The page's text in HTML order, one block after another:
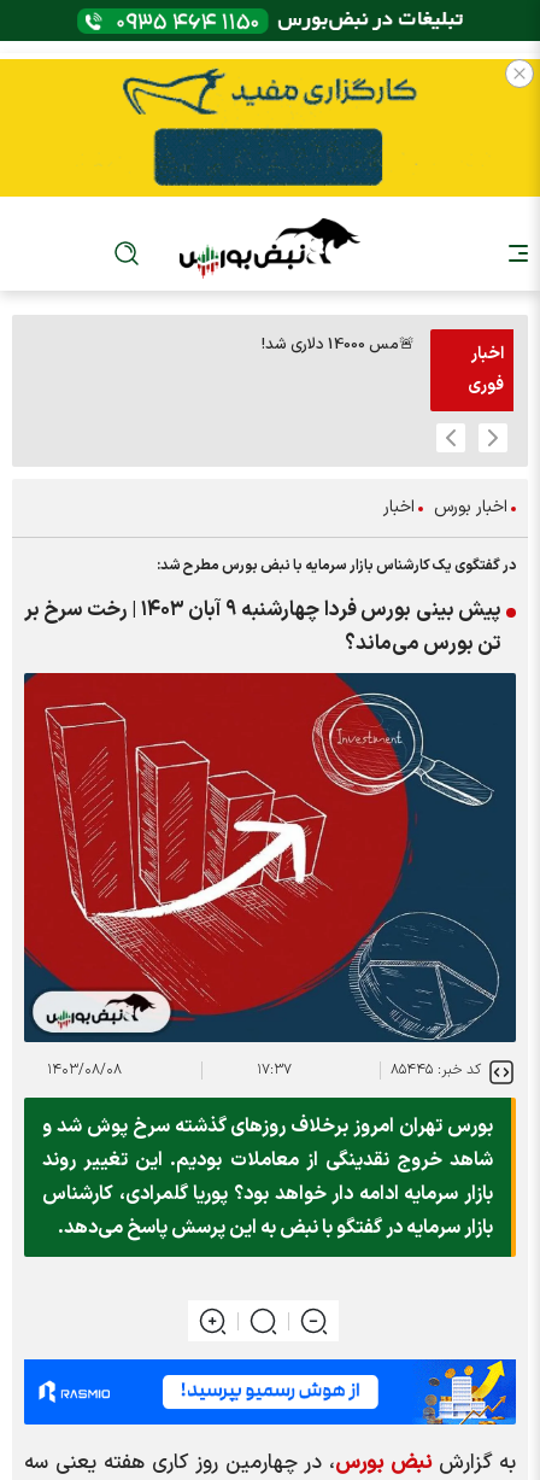
اخبار
فوری
🚨مس 14000 دلاری شد!
اخبار بورس اخبار
در گفتگوی یک کارشناس بازار سرمایه با نبض بورس مطرح شد:
پیش بینی بورس فردا چهارشنبه ۹ آبان ۱۴۰۳ | رخت سرخ بر
تن بورس می‌ماند؟
کد خبر: ۸۵۴۴۵ ۱۷:۳۷ ۱۴۰۳/۰۸/۰۸
بورس تهران امروز برخلاف روز‌های گذشته سرخ پوش شد و
شاهد خروج نقدینگی از معاملات بودیم. این تغییر روند
بازار سرمایه ادامه دار خواهد بود؟ پوریا گلمرادی، کارشناس
بازار سرمایه در گفتگو با نبض به این پرسش پاسخ می‌دهد.
به گزارشنبض بورس، در چهارمین روز کاری هفته یعنی سه